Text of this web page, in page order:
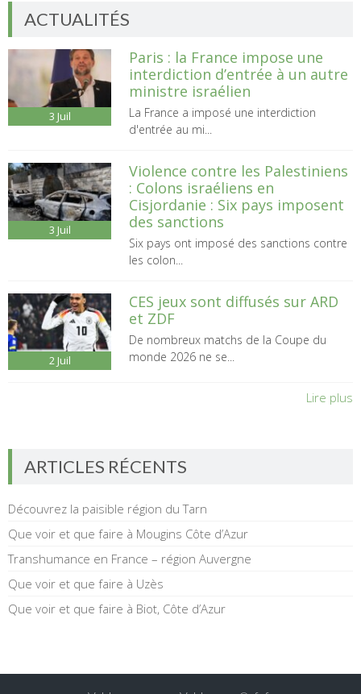
ACTUALITÉS
3 Juil
Paris : la France impose une
interdiction d’entrée à un autre
ministre israélien
La France a imposé une interdiction
d'entrée au mi...
3 Juil
Violence contre les Palestiniens
: Colons israéliens en
Cisjordanie : Six pays imposent
des sanctions
Six pays ont imposé des sanctions contre
les colon...
2 Juil
CES jeux sont diffusés sur ARD
et ZDF
De nombreux matchs de la Coupe du
monde 2026 ne se...
Lire plus
ARTICLES RÉCENTS
Découvrez la paisible région du Tarn
Que voir et que faire à Mougins Côte d’Azur
Transhumance en France – région Auvergne
Que voir et que faire à Uzès
Que voir et que faire à Biot, Côte d’Azur